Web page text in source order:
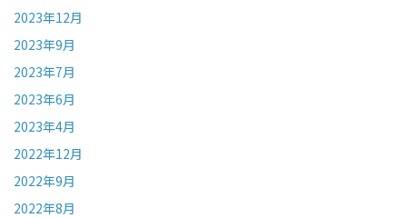
2023年12月
2023年9月
2023年7月
2023年6月
2023年4月
2022年12月
2022年9月
2022年8月